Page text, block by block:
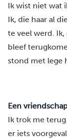
Ik wist niet wat
Ik, die haar al
te veel werd.
bleef
stond met lege
Een
Ik trok me
er iets